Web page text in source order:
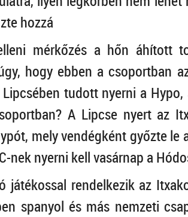
hozzá
mérkőzés a hőn áhított
hogy ebben a csoportban
tudott nyerni a
A Lipcse nyert az
mely vendégként győzte le
nek nyerni kell vasárnap a
játékossal rendelkezik az
spanyol és más nemzeti